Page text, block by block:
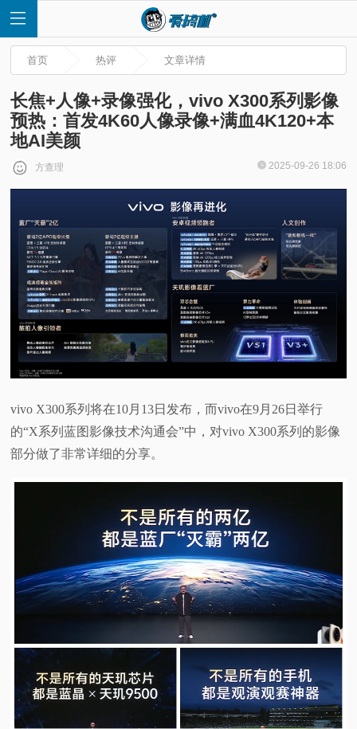
首
快
视
科
验
题
首页 热评 文章详情
长焦+人像+录像强化，vivo X300系列影像
预热：首发4K60人像录像+满血4K120+本
地AI美颜
方查理 2025-09-26 18:06
vivo X300系列将在10月13日发布，而vivo在9月26日举行
的“X系列蓝图影像技术沟通会”中，对vivo X300系列的影像
部分做了非常详细的分享。